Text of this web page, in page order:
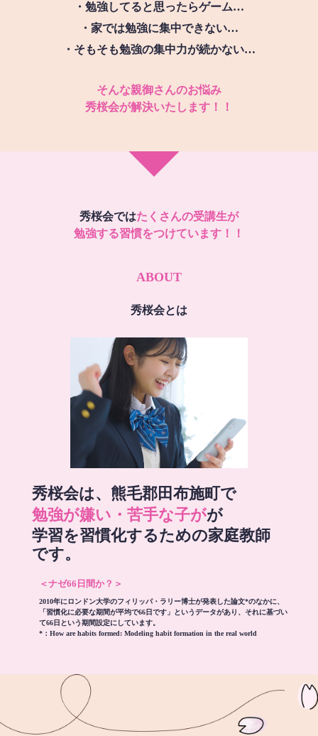
・勉強してると思ったらゲーム…
・家では勉強に集中できない…
・そもそも勉強の集中力が続かない…
そんな親御さんのお悩み
秀桜会が解決いたします！！
秀桜会ではたくさんの受講生が
勉強する習慣をつけています！！
ABOUT
秀桜会とは
秀桜会は、熊毛郡田布施町で
勉強が嫌い・苦手な子がが
学習を習慣化するための家庭教師
です。
＜ナゼ66日間か？＞
2010年にロンドン大学のフィリッパ・ラリー博士が発表した論文*のなかに、
「習慣化に必要な期間が平均で66日です」というデータがあり、それに基づい
て66日という期間設定にしています。
*： How are habits formed: Modeling habit formation in the real world